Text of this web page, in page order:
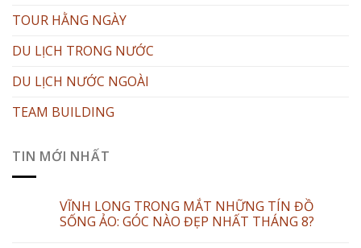
TOUR HẰNG NGÀY
DU LỊCH TRONG NƯỚC
DU LỊCH NƯỚC NGOÀI
TEAM BUILDING
TIN MỚI NHẤT
VĨNH LONG TRONG MẮT NHỮNG TÍN ĐỒ
SỐNG ẢO: GÓC NÀO ĐẸP NHẤT THÁNG 8?